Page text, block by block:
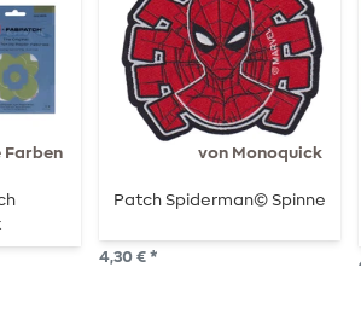
Farben von Monoquick
Patch Spiderman© Spinne
4,30 € *